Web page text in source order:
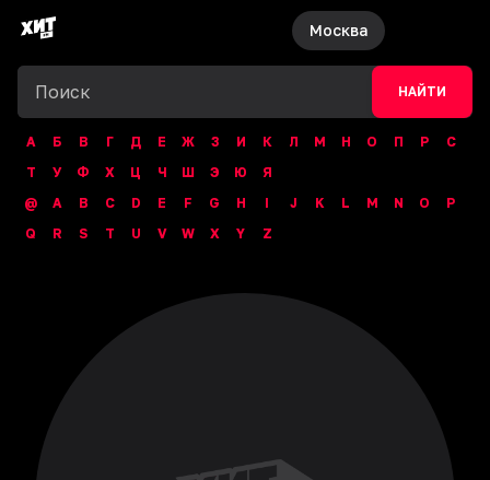
Москва
НАЙТИ
А Б В Г Д Е Ж З И К Л М Н О П Р
С
Т
У Ф Х Ц Ч Ш Э Ю
Я
@
A B C D E F G H I J K L M N O
P
Q
R S T U V W X Y Z